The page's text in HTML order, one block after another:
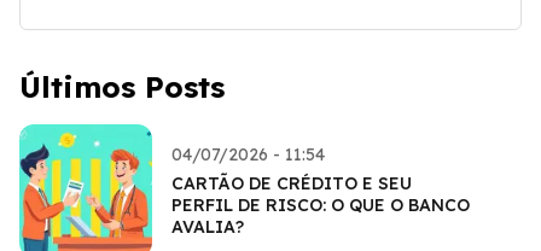
Últimos Posts
04/07/2026 - 11:54
CARTÃO DE CRÉDITO E SEU
PERFIL DE RISCO: O QUE O BANCO
AVALIA?